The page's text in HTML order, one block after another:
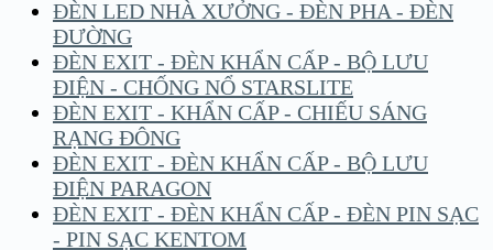
ĐÈN LED NHÀ XƯỞNG - ĐÈN PHA - ĐÈN
ĐƯỜNG
ĐÈN EXIT - ĐÈN KHẨN CẤP - BỘ LƯU
ĐIỆN - CHỐNG NỔ STARSLITE
ĐÈN EXIT - KHẨN CẤP - CHIẾU SÁNG
RẠNG ĐÔNG
ĐÈN EXIT - ĐÈN KHẨN CẤP - BỘ LƯU
ĐIỆN PARAGON
ĐÈN EXIT - ĐÈN KHẨN CẤP - ĐÈN PIN SẠC
- PIN SẠC KENTOM